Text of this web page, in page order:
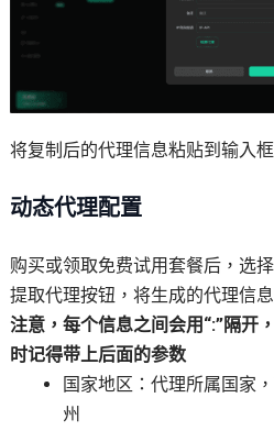
将复制后的代理信息粘贴到输入
动态代理配置
购买或领取免费试用套餐后，选
提取代理按钮，将生成的代理信
注意，每个信息之间会用“:”隔开
时记得带上后面的参数
国家地区：代理所属国家
州